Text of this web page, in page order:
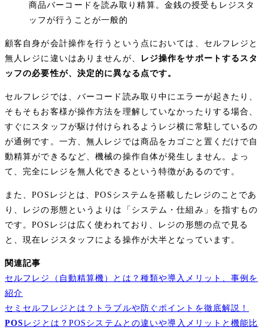
商品バーコードを読み取り精算。金銭の授受もレジスタ
ッフが行うことが一般的
顧客自身が会計操作を行うという点においては、セルフレジと
無人レジに違いはありませんが、
レジ操作をサポートするスタ
ッフの必要性が、決定的に異なる点です。
セルフレジでは、バーコード読み取り中にエラーが起きたり、
そもそもお客様が操作方法を理解していなかったりする場合、
すぐにスタッフが駆け付けられるようレジ横に常駐しているの
が通例です。一方、無人レジでは商品をカゴごと置くだけで自
動精算ができるなど、機械の操作自体が発生しません。よっ
て、完全にレジを無人化できるという特徴があるのです。
また、POSレジとは、POSシステムを搭載したレジのことであ
り、レジの形態というよりは「システム・仕組み」を指すもの
です。POSレジは広く使われており、レジの形態の点で見る
と、現在レジスタッフによる操作が大半となっています。
関連記事
セルフレジ（自動精算機）とは？種類や導入メリット、事例を
紹介
セミセルフレジとは？トラブルや防ぐポイントを徹底解説！
POS レジとは？POSシステムとの違いや導入メリットと機能比